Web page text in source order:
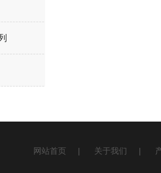
网站首页 | 关于我们 |